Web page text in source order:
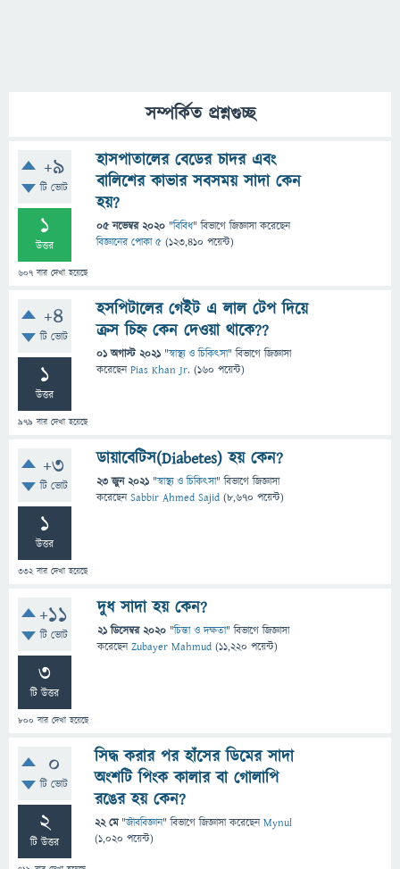
সম্পর্কিত প্রশ্নগুচ্ছ
+9
টি ভোট
1
উত্তর
607 বার দেখা হয়েছে
হাসপাতালের বেডের চাদর এবং
বালিশের কাভার সবসময় সাদা কেন
হয়?
05 নভেম্বর 2020 "বিবিধ" বিভাগে জিজ্ঞাসাকরেছেন
বিজ্ঞানের পোকা ৫ (123,410 পয়েন্ট)
+4
টি ভোট
1
উত্তর
979 বার দেখা হয়েছে
হসপিটালের গেইট এ লাল টেপ দিয়ে
ক্রস চিহ্ন কেন দেওয়া থাকে??
01 অগাস্ট 2021 "স্বাস্থ্য ও চিকিৎসা" বিভাগে জিজ্ঞাসা
করেছেনPias Khan Jr. (160 পয়েন্ট)
+3
টি ভোট
1
উত্তর
332বার দেখা হয়েছে
ডায়াবেটিস(Diabetes) হয় কেন?
23 জুন 2021 "স্বাস্থ্য ও চিকিৎসা" বিভাগে জিজ্ঞাসা
করেছেনSabbir Ahmed Sajid (8,670 পয়েন্ট)
+11
টি ভোট
3
টি উত্তর
800 বার দেখা হয়েছে
দুধ সাদা হয় কেন?
21 ডিসেম্বর 2020 "চিন্তা ও দক্ষতা" বিভাগে জিজ্ঞাসা
করেছেনZubayer Mahmud (11,220 পয়েন্ট)
0
টি ভোট
2
টি উত্তর
সিদ্ধ করার পর হাঁসের ডিমের সাদা
অংশটি পিংক কালার বা গোলাপি
রঙের হয় কেন?
22 মে "জীববিজ্ঞান" বিভাগে জিজ্ঞাসাকরেছেনMynul
(1,020 পয়েন্ট)